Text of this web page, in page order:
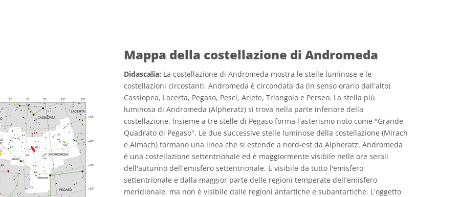
Mappa della costellazione di Andromeda
Didascalia: La costellazione di Andromeda mostra le stelle luminose e le
costellazioni circostanti. Andromeda è circondata da (in senso orario dall'alto)
Cassiopea, Lacerta, Pegaso, Pesci, Ariete, Triangolo e Perseo. La stella più
luminosa di Andromeda (Alpheratz) si trova nella parte inferiore della
costellazione. Insieme a tre stelle di Pegaso forma l'asterismo noto come "Grande
Quadrato di Pegaso". Le due successive stelle luminose della costellazione (Mirach
e Almach) formano una linea che si estende a nord-est da Alpheratz. Andromeda
è una costellazione settentrionale ed è maggiormente visibile nelle ore serali
dell'autunno dell'emisfero settentrionale. È visibile da tutto l'emisfero
settentrionale e dalla maggior parte delle regioni temperate dell'emisfero
meridionale, ma non è visibile dalle regioni antartiche e subantartiche. L'oggetto